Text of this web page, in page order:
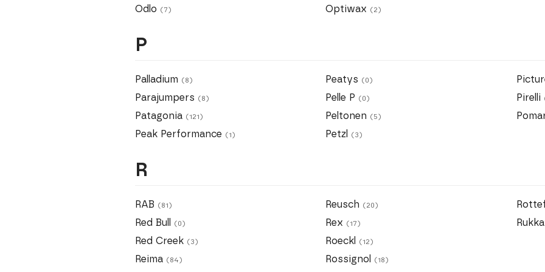
Odlo (7) Optiwax (2)
P
Palladium (8)
Parajumpers (8)
Patagonia (121)
Peak Performance (1)
Peatys (0)
Pelle P (0)
Peltonen (5)
Petzl (3)
Pirelli
R
RAB (81)
Red Bull (0)
Red Creek (3)
Reima (84)
Reusch (20)
Rex (17)
Roeckl (12)
Rossignol (18)